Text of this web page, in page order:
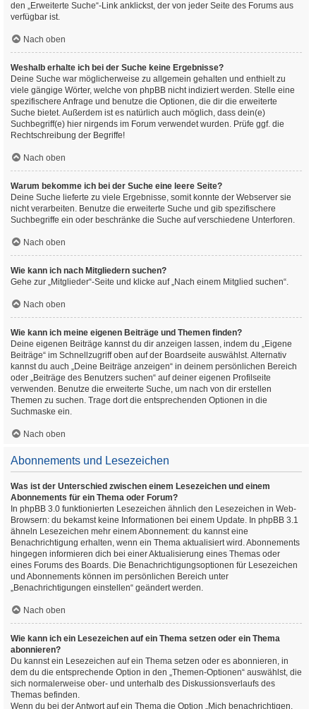
den „Erweiterte Suche“-Link anklickst, der von jeder Seite des Forums aus
verfügbar ist.
Nach oben
Weshalb erhalte ich bei der Suche keine Ergebnisse?
Deine Suche war möglicherweise zu allgemein gehalten und enthielt zu
viele gängige Wörter, welche von phpBB nicht indiziert werden. Stelle eine
spezifischere Anfrage und benutze die Optionen, die dir die erweiterte
Suche bietet. Außerdem ist es natürlich auch möglich, dass dein(e)
Suchbegriff(e) hier nirgends im Forum verwendet wurden. Prüfe ggf. die
Rechtschreibung der Begriffe!
Nach oben
Warum bekomme ich bei der Suche eine leere Seite?
Deine Suche lieferte zu viele Ergebnisse, somit konnte der Webserver sie
nicht verarbeiten. Benutze die erweiterte Suche und gib spezifischere
Suchbegriffe ein oder beschränke die Suche auf verschiedene Unterforen.
Nach oben
Wie kann ich nach Mitgliedern suchen?
Gehe zur „Mitglieder“-Seite und klicke auf „Nach einem Mitglied suchen“.
Nach oben
Wie kann ich meine eigenen Beiträge und Themen finden?
Deine eigenen Beiträge kannst du dir anzeigen lassen, indem du „Eigene
Beiträge“ im Schnellzugriff oben auf der Boardseite auswählst. Alternativ
kannst du auch „Deine Beiträge anzeigen“ in deinem persönlichen Bereich
oder „Beiträge des Benutzers suchen“ auf deiner eigenen Profilseite
verwenden. Benutze die erweiterte Suche, um nach von dir erstellen
Themen zu suchen. Trage dort die entsprechenden Optionen in die
Suchmaske ein.
Nach oben
Abonnements und Lesezeichen
Was ist der Unterschied zwischen einem Lesezeichen und einem
Abonnements für ein Thema oder Forum?
In phpBB 3.0 funktionierten Lesezeichen ähnlich den Lesezeichen in Web-
Browsern: du bekamst keine Informationen bei einem Update. In phpBB 3.1
ähneln Lesezeichen mehr einem Abonnement: du kannst eine
Benachrichtigung erhalten, wenn ein Thema aktualisiert wird. Abonnements
hingegen informieren dich bei einer Aktualisierung eines Themas oder
eines Forums des Boards. Die Benachrichtigungsoptionen für Lesezeichen
und Abonnements können im persönlichen Bereich unter
„Benachrichtigungen einstellen“ geändert werden.
Nach oben
Wie kann ich ein Lesezeichen auf ein Thema setzen oder ein Thema
abonnieren?
Du kannst ein Lesezeichen auf ein Thema setzen oder es abonnieren, in
dem du die entsprechende Option in den „Themen-Optionen“ auswählst, die
sich normalerweise ober- und unterhalb des Diskussionsverlaufs des
Themas befinden.
Wenn du bei der Antwort auf ein Thema die Option „Mich benachrichtigen,